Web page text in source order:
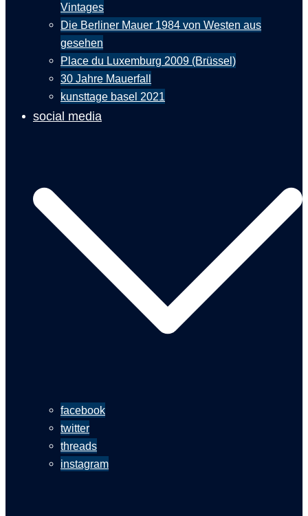
Vintages
Die Berliner Mauer 1984 von Westen aus
gesehen
Place du Luxemburg 2009 (Brüssel)
30 Jahre Mauerfall
kunsttage basel 2021
social media
facebook
twitter
threads
instagram